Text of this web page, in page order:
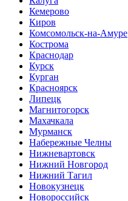
Кемерово
Киров
Комсомольск-на-Амуре
Кострома
Краснодар
Курск
Курган
Красноярск
Липецк
Магнитогорск
Махачкала
Мурманск
Набережные Челны
Нижневартовск
Нижний Новгород
Нижний Тагил
Новокузнецк
Новороссийск